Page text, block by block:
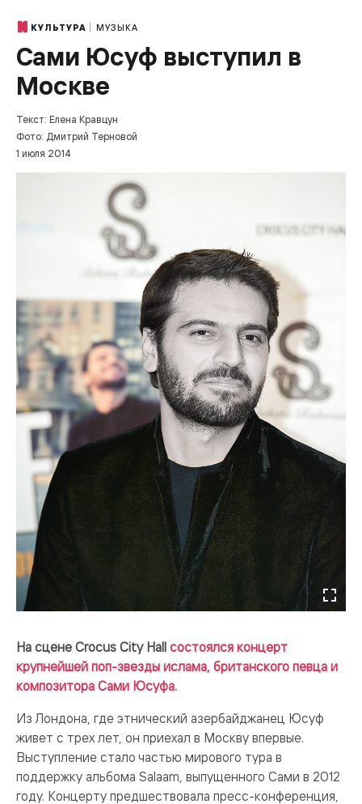
КУЛЬТУРА МУЗЫКА
Сами Юсуф выступил в
Москве
Текст: Елена Кравцун
Фото: Дмитрий Терновой
1 июля 2014
На сцене Crocus City Hall состоялся концерт
крупнейшей поп-звезды ислама, британского певца и
композитора Сами Юсуфа.
Из Лондона, где этнический азербайджанец Юсуф
живет с трех лет, он приехал в Москву впервые.
Выступление стало частью мирового тура в
поддержку альбома Salaam, выпущенного Сами в 2012
году. Концерту предшествовала пресс-конференция,